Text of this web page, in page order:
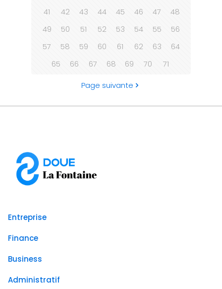
41
42 43 44 45 46 47
48
49
50 51 52 53 54 55
56
57
58 59 60 61 62 63
64
65
66 67 68 69 70 71
Page suivante
Entreprise
Finance
Business
Administratif